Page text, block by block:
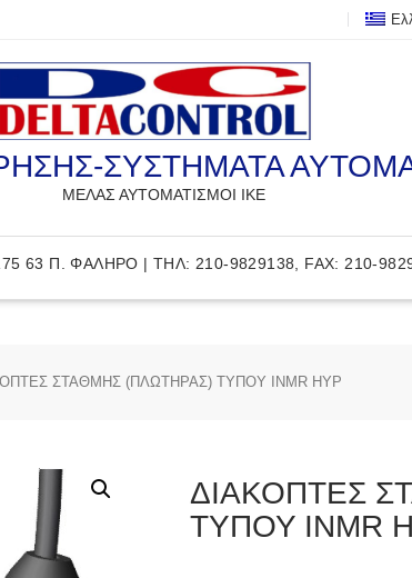
ΣΥΣΤΗΜΑΤΑ
ΜΕΛΑΣ ΑΥΤΟΜΑΤΙΣΜΟΙ ΙΚΕ
63 Π. ΦΑΛΗΡΟ | ΤΗΛ: 210-9829138, FAX: 210-
ΣΤΑΘΜΗΣ (ΠΛΩΤΗΡΑΣ) ΤΥΠΟΥ INMR HYP
ΔΙΑΚΟΠΤΕΣ
ΤΥΠΟΥ INMR